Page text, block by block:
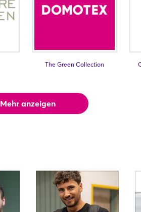
The Green Collection
Mehr anzeigen